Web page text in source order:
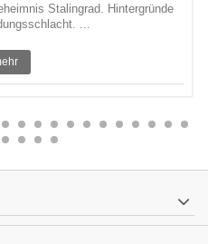
Stalingrad. Hintergründe
...